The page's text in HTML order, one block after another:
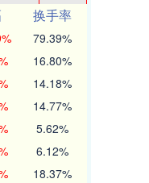
换手率
79.39%
16.80%
14.18%
14.77%
5.62%
6.12%
18.37%